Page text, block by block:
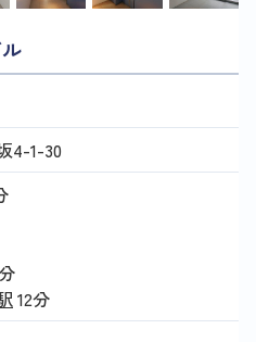
4-1-30
12分